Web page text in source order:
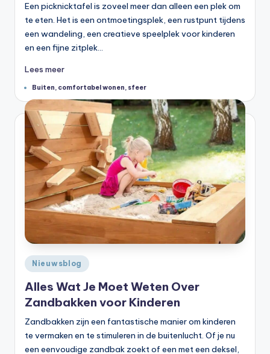
Een picknicktafel is zoveel meer dan alleen een plek om
te eten. Het is een ontmoetingsplek, een rustpunt tijdens
een wandeling, een creatieve speelplek voor kinderen
en een fijne zitplek…
Lees meer
Tags:Buiten, comfortabel wonen, sfeer
Geplaatst
in
Nieuwsblog
Alles Wat Je Moet Weten Over
Zandbakken voor Kinderen
Zandbakken zijn een fantastische manier om kinderen
te vermaken en te stimuleren in de buitenlucht. Of je nu
een eenvoudige zandbak zoekt of een met een deksel,